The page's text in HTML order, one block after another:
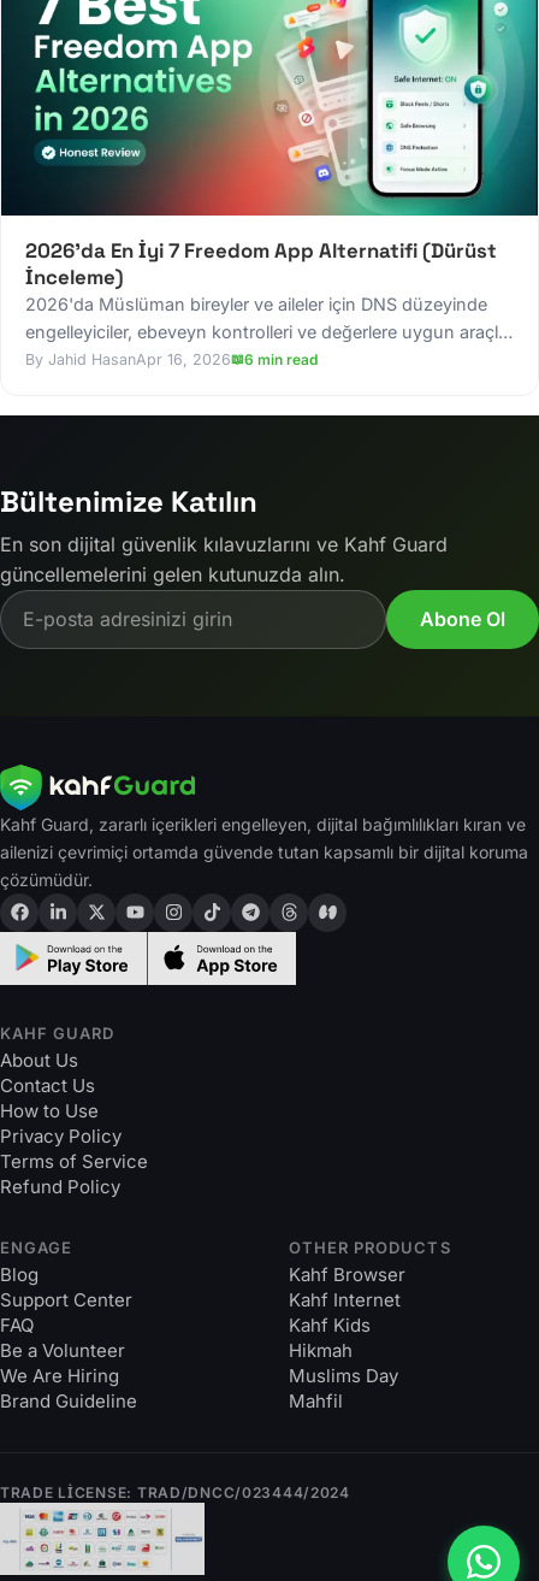
2026'da En İyi 7 Freedom App Alternatifi (Dürüst
İnceleme)
2026'da Müslüman bireyler ve aileler için DNS düzeyinde
engelleyiciler, ebeveyn kontrolleri ve değerlere uygun araçlar
dahil en iyi 7 Freedom App alternatifini keşfedin.
Jahid HasanApr 16, 2026 6 min read
Bültenimize Katılın
En son dijital güvenlik kılavuzlarını ve Kahf Guard
güncellemelerini gelen kutunuzda alın.
Email address
Abone Ol
Kahf Guard, zararlı içerikleri engelleyen, dijital bağımlılıkları kıran ve
ailenizi çevrimiçi ortamda güvende tutan kapsamlı bir dijital koruma
çözümüdür.
KAHF GUARD
About Us
Contact Us
How to Use
Privacy Policy
Terms of Service
Refund Policy
ENGAGE
Blog
Support Center
FAQ
Be a Volunteer
We Are Hiring
Brand Guideline
OTHER PRODUCTS
Kahf Browser
Kahf Internet
Kahf Kids
Hikmah
Muslims Day
Mahfil
TRADE LICENSE: TRAD/DNCC/023444/2024